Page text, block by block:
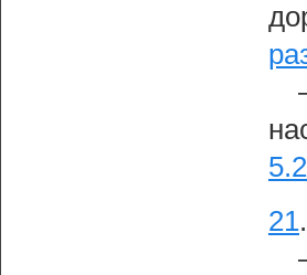
21.